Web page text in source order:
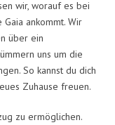
wir, worauf es bei
ankommt. Wir
über ein
uns um die
So kannst du dich
Zuhause freuen.
zu ermöglichen.